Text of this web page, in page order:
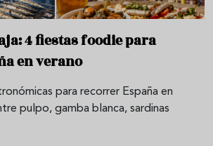
4 fiestas foodie para
en verano
para recorrer España en
pulpo, gamba blanca, sardinas